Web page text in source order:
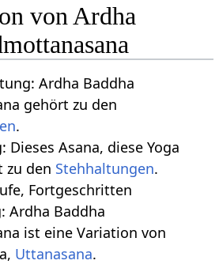
von Ardha
Ardha Baddha
gehört zu den
.
Dieses Asana, diese Yoga
zu den Stehhaltungen.
Fortgeschritten
Ardha Baddha
ist eine Variation von
Uttanasana.